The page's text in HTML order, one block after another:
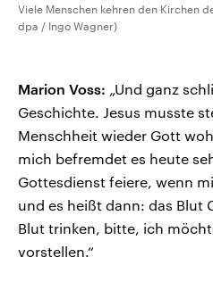
Viele Menschen kehren den Kirchen
dpa / Ingo Wagner)
Marion Voss: „Und ganz
Geschichte. Jesus musste
Menschheit wieder Gott
mich befremdet es heute
Gottesdienst feiere, wenn
und es heißt dann: das Blut
Blut trinken, bitte, ich
vorstellen.“